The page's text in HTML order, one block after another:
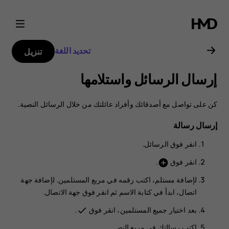
دليل
مستخدم
هاتف
Nokia
2.1
تحديد اللغة تنزيل
إرسال الرسائل واستلامها
كن على تواصل مع أصدقائك وأفراد عائلتك من خلال الرسائل النصية.
إرسال رسالة
انقر فوق الرسائل.
انقر فوق add_circle
.
لإضافة مستلم، اكتب رقمه في مربع المستلمين. لإضافة جهة
اتصال، ابدأ في كتابة الاسم ثم انقر فوق جهة الاتصال.
بعد اختيار جميع المستلمين، انقر فوق done
.